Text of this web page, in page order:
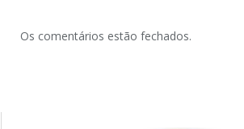
Os comentários estão fechados.